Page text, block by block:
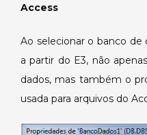
Access
Ao selecionar o banco de
a partir do E3, não
dados, mas também o
usada para arquivos do